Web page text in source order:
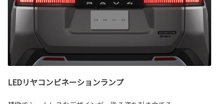
LEDリヤコンビネーションランプ